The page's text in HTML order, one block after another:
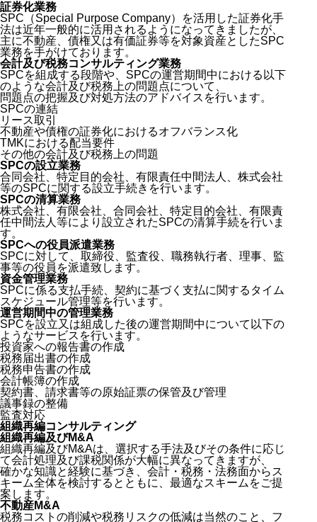
証券化業務
SPC（Special Purpose Company）を活用した証券化手
法は近年一般的に活用されるようになってきましたが、
主に不動産、債権又は有価証券等を対象資産としたSPC
業務を手がけております。
会計及び税務コンサルティング業務
SPCを組成する段階や、SPCの運営期間中における以下
のような会計及び税務上の問題点について、
問題点の把握及び対処方法のアドバイスを行います。
SPCの連結
リース取引
不動産や債権の証券化におけるオフバランス化
TMKにおける配当要件
その他の会計及び税務上の問題
SPCの設立業務
合同会社、特定目的会社、有限責任中間法人、株式会社
等のSPCに関する設立手続きを行います。
SPCの清算業務
株式会社、有限会社、合同会社、特定目的会社、有限責
任中間法人等により設立されたSPCの清算手続を行いま
す。
SPCへの役員派遣業務
SPCに対して、取締役、監査役、職務執行者、理事、監
事等の役員を派遣致します。
資金管理業務
SPCに係る支払手続、契約に基づく支払に関するタイム
スケジュール管理等を行います。
運営期間中の管理業務
SPCを設立又は組成した後の運営期間中について以下の
ようなサービスを行います。
投資家への報告書の作成
税務届出書の作成
税務申告書の作成
会計帳簿の作成
契約書、請求書等の原始証票の保管及び管理
議事録の整備
監査対応
組織再編コンサルティング
組織再編及びM&A
組織再編及びM&Aは、選択する手法及びその条件に応じ
て会計処理及び課税関係が大幅に異なってきますが、
確かな知識と経験に基づき、会計・税務・法務面からス
キーム全体を検討するとともに、最適なスキームをご提
案します。
不動産M&A
税務コストの削減や税務リスクの低減は当然のこと、フ